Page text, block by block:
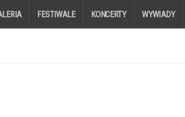
FESTIWALE KONCERTY WYWIADY